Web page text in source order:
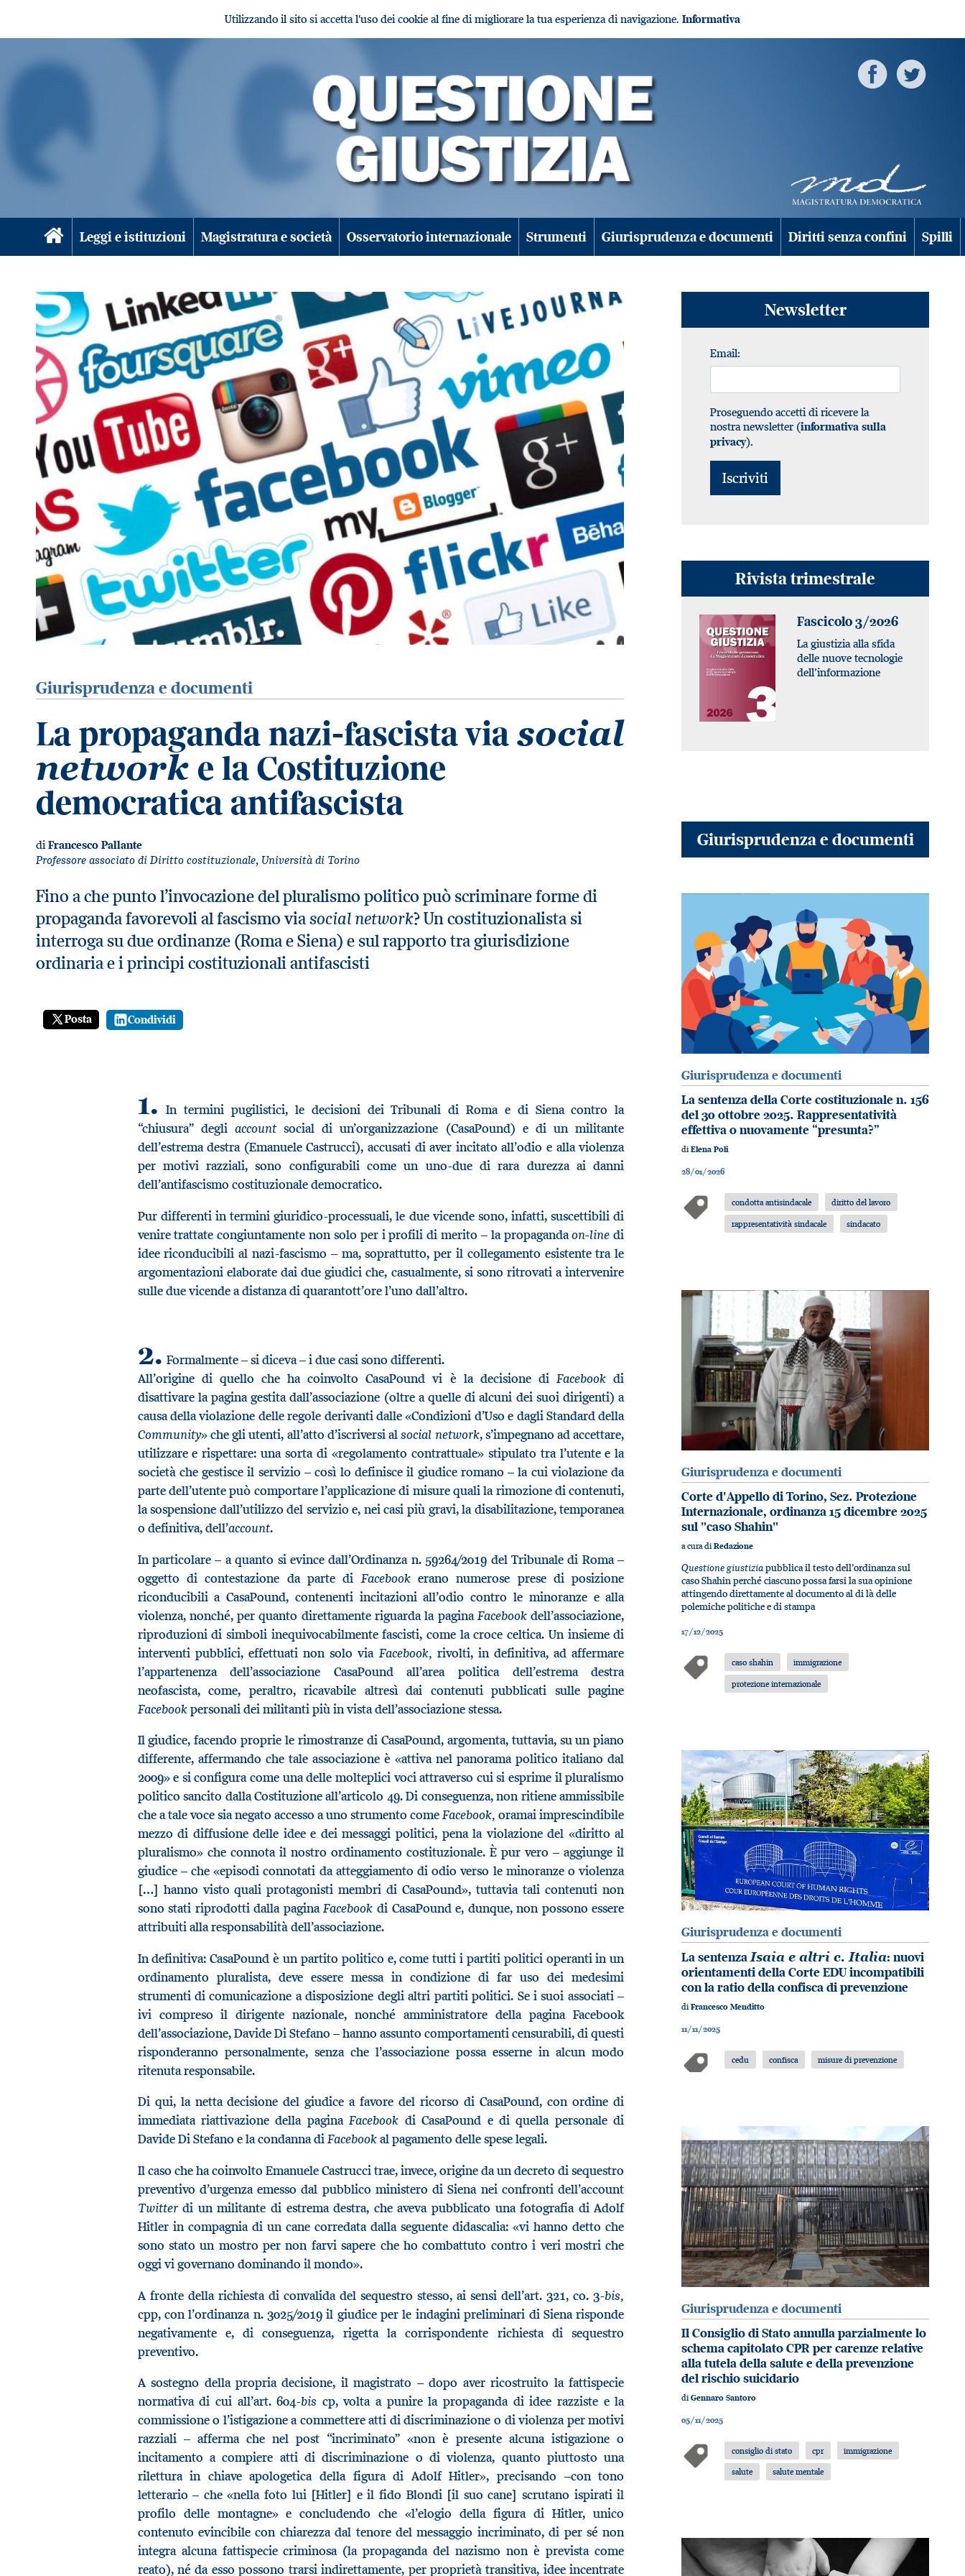
Utilizzando il sito si accetta l'uso dei cookie al fine di migliorare la tua esperienza di navigazione. Informativa
Leggi e istituzioni Magistratura e società Osservatorio internazionale Strumenti Giurisprudenza e documenti Diritti senza confini Spilli
Giurisprudenza e documenti
La propaganda nazi-fascista via social
network e la Costituzione
democratica antifascista
di Francesco Pallante
Professore associato di Diritto costituzionale, Università di Torino
Fino a che punto l’invocazione del pluralismo politico può scriminare forme di
propaganda favorevoli al fascismo via social network? Un costituzionalista si
interroga su due ordinanze (Roma e Siena) e sul rapporto tra giurisdizione
ordinaria e i principi costituzionali antifascisti
Posta Condividi
1. In termini pugilistici, le decisioni dei Tribunali di Roma e di Siena contro la
“chiusura” degli accountsocial di un’organizzazione (CasaPound) e di un militante
dell’estrema destra (Emanuele Castrucci), accusati di aver incitato all’odio e alla violenza
per motivi razziali, sono configurabili come un uno-due di rara durezza ai danni
dell’antifascismo costituzionale democratico.
Pur differenti in termini giuridico-processuali, le due vicende sono, infatti, suscettibili di
venire trattate congiuntamente non solo per i profili di merito – la propagandaon-line di
idee riconducibili al nazi-fascismo – ma, soprattutto, per il collegamento esistente tra le
argomentazioni elaborate dai due giudici che, casualmente, si sono ritrovati a intervenire
sulle due vicende a distanza di quarantott’ore l’uno dall’altro.
2. Formalmente – si diceva – i due casi sono differenti.
All’origine di quello che ha coinvolto CasaPound vi è la decisione diFacebook di
disattivare la pagina gestita dall’associazione (oltre a quelle di alcuni dei suoi dirigenti) a
causa della violazione delle regole derivanti dalle «Condizioni d’Uso e dagli Standard della
Community» che gli utenti, all’atto d’iscriversi alsocial network, s’impegnano ad accettare,
utilizzare e rispettare: una sorta di «regolamento contrattuale» stipulato tra l’utente e la
società che gestisce il servizio – così lo definisce il giudice romano – la cui violazione da
parte dell’utente può comportare l’applicazione di misure quali la rimozione di contenuti,
la sospensione dall’utilizzo del servizio e, nei casi più gravi, la disabilitazione, temporanea
o definitiva, dell’account.
In particolare – a quanto si evince dall’Ordinanza n. 59264/2019 del Tribunale di Roma –
oggetto di contestazione da parte diFacebookerano numerose prese di posizione
riconducibili a CasaPound, contenenti incitazioni all’odio contro le minoranze e alla
violenza, nonché, per quanto direttamente riguarda la paginaFacebook dell’associazione,
riproduzioni di simboli inequivocabilmente fascisti, come la croce celtica. Un insieme di
interventi pubblici, effettuati non solo viaFacebook, rivolti, in definitiva, ad affermare
l’appartenenza dell’associazione CasaPound all’area politica dell’estrema destra
neofascista, come, peraltro, ricavabile altresì dai contenuti pubblicati sulle pagine
Facebookpersonali dei militanti più in vista dell’associazione stessa.
Il giudice, facendo proprie le rimostranze di CasaPound, argomenta, tuttavia, su un piano
differente, affermando che tale associazione è «attiva nel panorama politico italiano dal
2009» e si configura come una delle molteplici voci attraverso cui si esprime il pluralismo
politico sancito dalla Costituzione all’articolo 49. Di conseguenza, non ritiene ammissibile
che a tale voce sia negato accesso a uno strumento comeFacebook, oramai imprescindibile
mezzo di diffusione delle idee e dei messaggi politici, pena la violazione del «diritto al
pluralismo» che connota il nostro ordinamento costituzionale. È pur vero – aggiunge il
giudice – che «episodi connotati da atteggiamento di odio verso le minoranze o violenza
[…] hanno visto quali protagonisti membri di CasaPound», tuttavia tali contenuti non
sono stati riprodotti dalla paginaFacebook di CasaPound e, dunque, non possono essere
attribuiti alla responsabilità dell’associazione.
In definitiva: CasaPound è un partito politico e, come tutti i partiti politici operanti in un
ordinamento pluralista, deve essere messa in condizione di far uso dei medesimi
strumenti di comunicazione a disposizione degli altri partiti politici. Se i suoi associati –
ivi compreso il dirigente nazionale, nonché amministratore della pagina Facebook
dell’associazione, Davide Di Stefano – hanno assunto comportamenti censurabili, di questi
risponderanno personalmente, senza che l’associazione possa esserne in alcun modo
ritenuta responsabile.
Di qui, la netta decisione del giudice a favore del ricorso di CasaPound, con ordine di
immediata riattivazione della paginaFacebook di CasaPound e di quella personale di
Davide Di Stefano e la condanna diFacebookal pagamento delle spese legali.
Il caso che ha coinvolto Emanuele Castrucci trae, invece, origine da un decreto di sequestro
preventivo d’urgenza emesso dal pubblico ministero di Siena nei confronti dell’account
Twitterdi un militante di estrema destra, che aveva pubblicato una fotografia di Adolf
Hitler in compagnia di un cane corredata dalla seguente didascalia: «vi hanno detto che
sono stato un mostro per non farvi sapere che ho combattuto contro i veri mostri che
oggi vi governano dominando il mondo».
A fronte della richiesta di convalida del sequestro stesso, ai sensi dell’art. 321, co. 3-bis,
cpp, con l’ordinanza n. 3025/2019 il giudice per le indagini preliminari di Siena risponde
negativamente e, di conseguenza, rigetta la corrispondente richiesta di sequestro
preventivo.
A sostegno della propria decisione, il magistrato – dopo aver ricostruito la fattispecie
normativa di cui all’art. 604-bis cp, volta a punire la propaganda di idee razziste e la
commissione o l’istigazione a commettere atti di discriminazione o di violenza per motivi
razziali – afferma che nel post “incriminato” «non è presente alcuna istigazione o
incitamento a compiere atti di discriminazione o di violenza, quanto piuttosto una
rilettura in chiave apologetica della figura di Adolf Hitler», precisando –con tono
letterario – che «nella foto lui [Hitler] e il fido Blondi [il suo cane] scrutano ispirati il
profilo delle montagne» e concludendo che «l’elogio della figura di Hitler, unico
contenuto evincibile con chiarezza dal tenore del messaggio incriminato, di per sé non
integra alcuna fattispecie criminosa (la propaganda del nazismo non è prevista come
reato), né da esso possono trarsi indirettamente, per proprietà transitiva, idee incentrate
Newsletter
Email:
Proseguendo accetti di ricevere la
nostra newsletter (informativa sulla
privacy).
Rivista trimestrale
Fascicolo 3/2026
La giustizia alla sfida
delle nuove tecnologie
dell’informazione
Giurisprudenza e documenti
Giurisprudenza e documenti
La sentenza della Corte costituzionale n. 156
del 30 ottobre 2025. Rappresentatività
effettiva o nuovamente “presunta?”
diElena Poli
28/01/2026
condotta antisindacale
diritto del lavoro
rappresentatività sindacale
sindacato
Giurisprudenza e documenti
Corte d'Appello di Torino, Sez. Protezione
Internazionale, ordinanza 15 dicembre 2025
sul "caso Shahin"
a cura diRedazione
Questione giustiziapubblica il testo dell’ordinanza sul
caso Shahin perché ciascuno possa farsi la sua opinione
attingendo direttamente al documento al di là delle
polemiche politiche e di stampa
17/12/2025
caso shahin
immigrazione
protezione internazionale
Giurisprudenza e documenti
La sentenzaIsaia e altri c. Italia: nuovi
orientamenti della Corte EDU incompatibili
con la ratio della confisca di prevenzione
diFrancesco Menditto
11/11/2025
cedu confisca misure di prevenzione
Giurisprudenza e documenti
Il Consiglio di Stato annulla parzialmente lo
schema capitolato CPR per carenze relative
alla tutela della salute e della prevenzione
del rischio suicidario
diGennaro Santoro
05/11/2025
consiglio di stato cpr
immigrazione
salute
salute mentale